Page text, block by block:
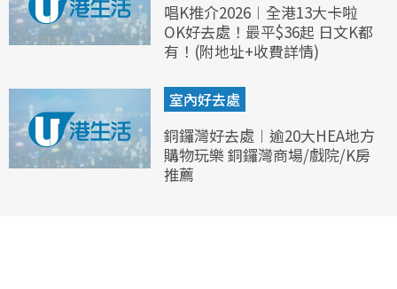
唱K推介2026︱全港13大卡啦
OK好去處！最平$36起 日文K都
有！(附地址+收費詳情)
室內好去處
銅鑼灣好去處︱逾20大HEA地方
購物玩樂 銅鑼灣商場/戲院/K房
推薦